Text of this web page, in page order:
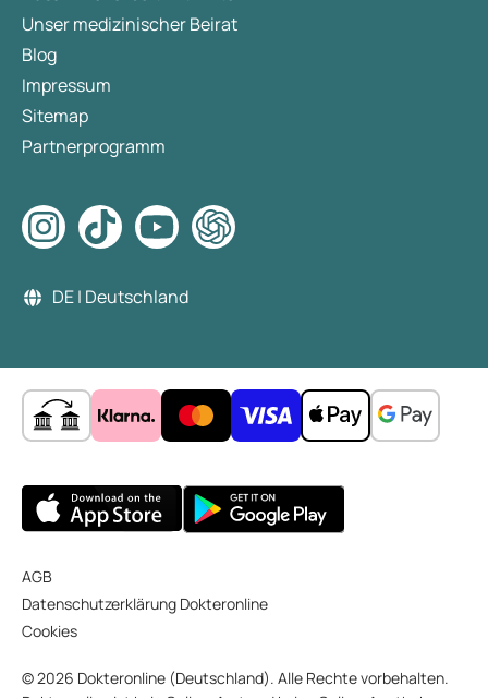
Unser medizinischer Beirat
Blog
Impressum
Sitemap
Partnerprogramm
DE | Deutschland
AGB
Datenschutzerklärung Dokteronline
Cookies
© 2026 Dokteronline (Deutschland). Alle Rechte vorbehalten.